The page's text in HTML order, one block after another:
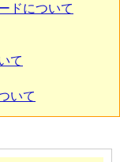
ドについて
て
いて